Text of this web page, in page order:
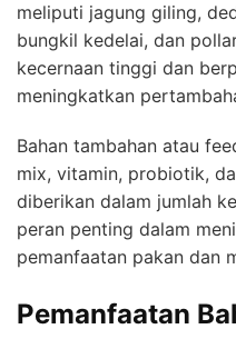
meliputi jagung giling,
bungkil kedelai, dan
kecernaan tinggi dan
meningkatkan
Bahan tambahan atau
mix, vitamin, probiotik,
diberikan dalam jumlah
peran penting dalam
pemanfaatan pakan dan
Pemanfaatan